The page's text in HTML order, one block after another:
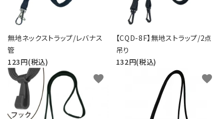
無地ネックストラップ/レバナス
管
123円(税込)
【CQD-8F】無地ストラップ/2点
吊り
132円(税込)
favorite favorite